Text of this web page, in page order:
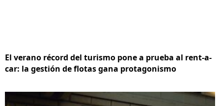
El verano récord del turismo pone a prueba al rent-a-
car: la gestión de flotas gana protagonismo